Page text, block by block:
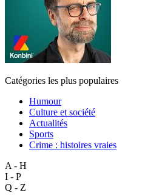
Catégories les plus populaires
Humour
Culture et société
Actualités
Sports
Crime : histoires vraies
A - H
I - P
Q - Z